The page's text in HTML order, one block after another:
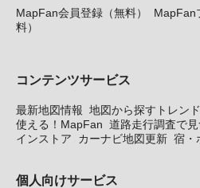
MapFan会員登録（無料）
MapFan
料）
コンテンツサービス
最新地図情報 地図から探すトレン
使える！MapFan 道路走行調査で
インストア
カーナビ地図更新 宿・
個人向けサービス